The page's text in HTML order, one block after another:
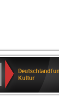
Kultur